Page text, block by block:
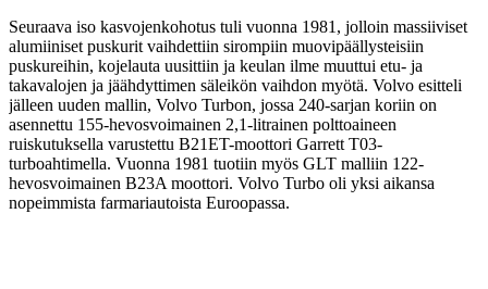
Seuraava iso kasvojenkohotus tuli vuonna 1981, jolloin massiiviset
alumiiniset puskurit vaihdettiin sirompiin muovipäällysteisiin
puskureihin, kojelauta uusittiin ja keulan ilme muuttui etu- ja
takavalojen ja jäähdyttimen säleikön vaihdon myötä. Volvo esitteli
jälleen uuden mallin, Volvo Turbon, jossa 240-sarjan koriin on
asennettu 155-hevosvoimainen 2,1-litrainen polttoaineen
ruiskutuksella varustettu B21ET-moottori Garrett T03-
turboahtimella. Vuonna 1981 tuotiin myös GLT malliin 122-
hevosvoimainen B23A moottori. Volvo Turbo oli yksi aikansa
nopeimmista farmariautoista Euroopassa.